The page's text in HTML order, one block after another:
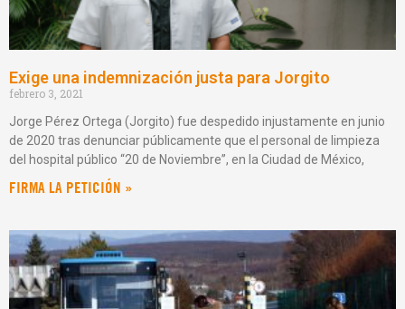
Exige una indemnización justa para Jorgito
febrero 3, 2021
Jorge Pérez Ortega (Jorgito) fue despedido injustamente en junio
de 2020 tras denunciar públicamente que el personal de limpieza
del hospital público “20 de Noviembre”, en la Ciudad de México,
FIRMA LA PETICIÓN »